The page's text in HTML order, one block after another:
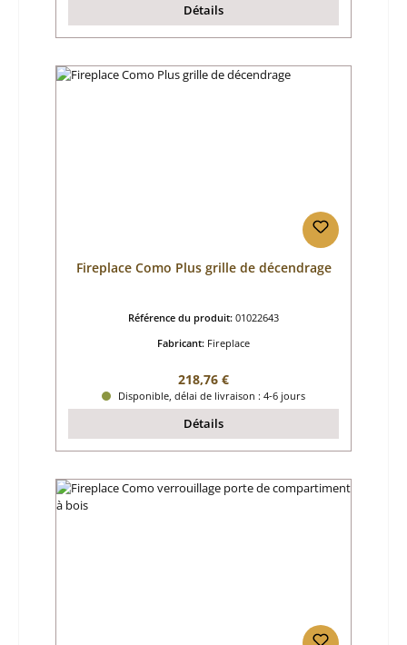
Détails
Fireplace Como Plus grille de décendrage
Référence du produit: 01022643
Fabricant: Fireplace
Prix régulier :
218,76 €
Disponible, délai de livraison : 4-6 jours
Détails